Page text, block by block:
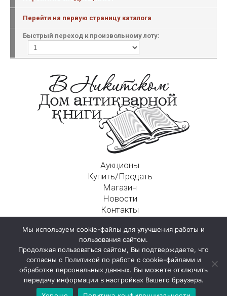
Перейти на первую страницу каталога
Быстрый переход к произвольному лоту:
Аукционы
Купить/Продать
Магазин
Новости
Контакты
125009, г. Москва, Никитский пер., д. 4а, стр. 1
Мы используем cookie-файлы для улучшения работы и
пользования сайтом.
Продолжая пользоваться сайтом, Вы подтверждаете, что
согласны с Политикой по работе с cookie-файлами и
обработке персональных данных. Вы можете отключить
передачу информации в настройках Вашего браузера.